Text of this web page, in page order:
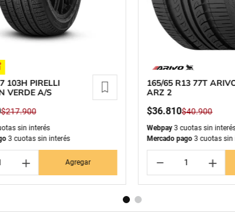
103H PIRELLI
VERDE A/S
$217.900
sin interés
3 cuotas sin interés
＋ Agregar
165/65 R13 77T
ARZ 2
$36.810$40.900
Webpay 3 cuotas sin
Mercado pago 3 cuotas sin
＋
－